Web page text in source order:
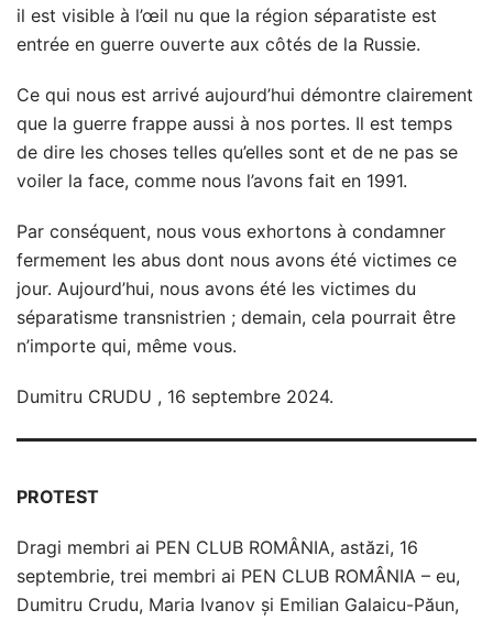
il est visible à l’œil nu que la région séparatiste est
entrée en guerre ouverte aux côtés de la Russie.
Ce qui nous est arrivé aujourd’hui démontre clairement
que la guerre frappe aussi à nos portes. Il est temps
de dire les choses telles qu’elles sont et de ne pas se
voiler la face, comme nous l’avons fait en 1991.
Par conséquent, nous vous exhortons à condamner
fermement les abus dont nous avons été victimes ce
jour. Aujourd’hui, nous avons été les victimes du
séparatisme transnistrien ; demain, cela pourrait être
n’importe qui, même vous.
Dumitru CRUDU , 16 septembre 2024.
PROTEST
Dragi membri ai PEN CLUB ROMÂNIA, astăzi, 16
septembrie, trei membri ai PEN CLUB ROMÂNIA – eu,
Dumitru Crudu, Maria Ivanov și Emilian Galaicu-Păun,